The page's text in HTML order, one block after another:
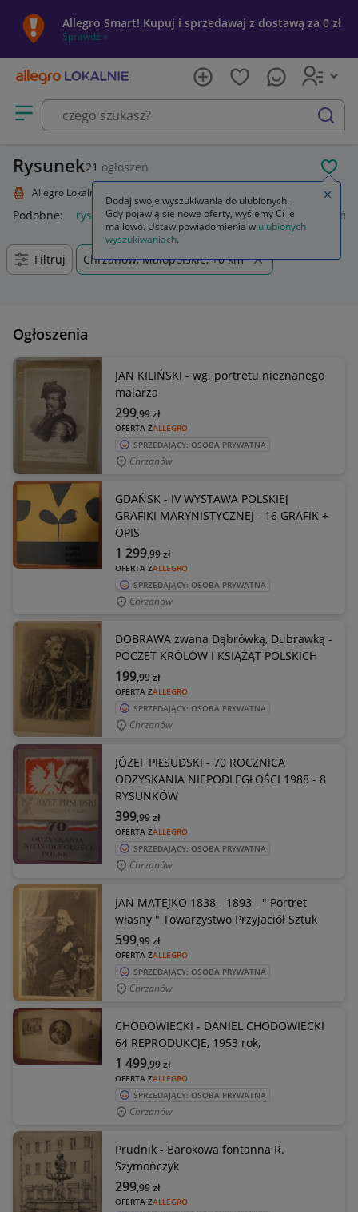
Allegro Smart! Kupuj i sprzedawaj z dostawą za 0 zł
Sprawdź »
Otwórz menu z kategoriami
szukaj
Rysunek21 ogłoszeń
Allegro Lokalnie
Podobne: rysunek rysunek techniczny maszynowy
Filtruj Chrzanów, Małopolskie, +0 km
Ogłoszenia
JAN KILIŃSKI - wg. portretu nieznanego
malarza
OFERTA ZALLEGRO
299,99zł
SPRZEDAJĄCY: OSOBA PRYWATNA
Chrzanów
GDAŃSK - IV WYSTAWA POLSKIEJ
GRAFIKI MARYNISTYCZNEJ - 16 GRAFIK +
OPIS
OFERTA ZALLEGRO
1 299,99zł
SPRZEDAJĄCY: OSOBA PRYWATNA
Chrzanów
DOBRAWA zwana Dąbrówką, Dubrawką -
POCZET KRÓLÓW I KSIĄŻĄT POLSKICH
OFERTA ZALLEGRO
199,99zł
SPRZEDAJĄCY: OSOBA PRYWATNA
Chrzanów
JÓZEF PIŁSUDSKI - 70 ROCZNICA
ODZYSKANIA NIEPODLEGŁOŚCI 1988 - 8
RYSUNKÓW
OFERTA ZALLEGRO
399,99zł
SPRZEDAJĄCY: OSOBA PRYWATNA
Chrzanów
JAN MATEJKO 1838 - 1893 - " Portret
własny " Towarzystwo Przyjaciół Sztuk
OFERTA ZALLEGRO
599,99zł
SPRZEDAJĄCY: OSOBA PRYWATNA
Chrzanów
CHODOWIECKI - DANIEL CHODOWIECKI
64 REPRODUKCJE, 1953 rok,
OFERTA ZALLEGRO
1 499,99zł
SPRZEDAJĄCY: OSOBA PRYWATNA
Chrzanów
Prudnik - Barokowa fontanna R.
Szymończyk
OFERTA ZALLEGRO
299,99zł
Dodaj swoje wyszukiwania do ulubionych.
Gdy pojawią się nowe oferty, wyślemy Ci je
mailowo. Ustaw powiadomienia w ulubionych
wyszukiwaniach.